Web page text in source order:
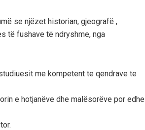
se njëzet historian, gjeografë ,
të fushave të ndryshme, nga
me kompetent te qendrave te
e hotjanëve dhe malësorëve por edhe